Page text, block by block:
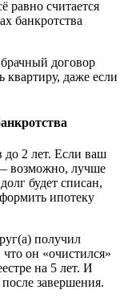
равно считается
банкротства
договор
квартиру, даже если
до 2 лет. Если ваш
— возможно, лучше
будет списан,
ипотеку
получил
он «очистился»
на 5 лет. И
завершения.